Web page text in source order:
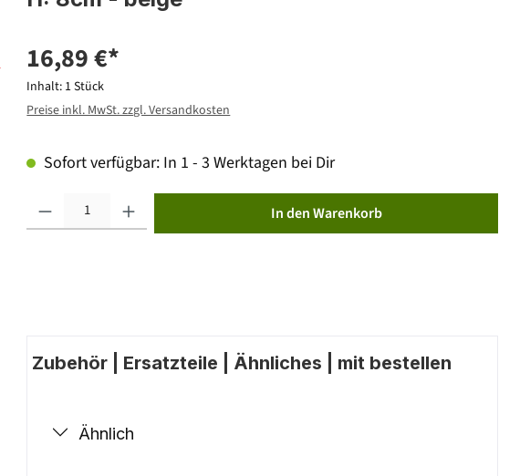
16,89 €*
Inhalt: 1 Stück
Preise inkl. MwSt. zzgl. Versandkosten
Sofort verfügbar: In 1 - 3 Werktagen bei Dir
In den Warenkorb
Zubehör | Ersatzteile | Ähnliches | mit bestellen
Ähnlich